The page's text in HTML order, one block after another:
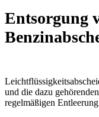
Entsorgung
und die dazu
regelmäßigen